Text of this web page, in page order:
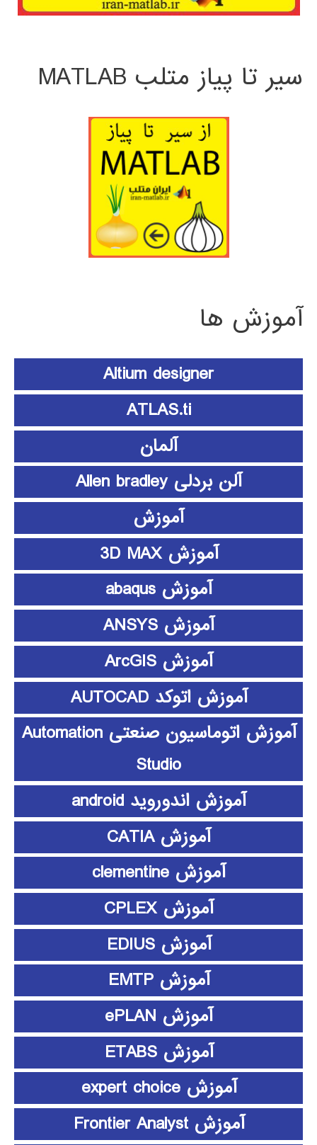
سیر تا پیاز متلب MATLAB
آموزش ها
Altium designer
ATLAS.ti
آلمان
آلن بردلی Allen bradley
آموزش
آموزش 3D MAX
آموزش abaqus
آموزش ANSYS
آموزش ArcGIS
آموزش اتوکد AUTOCAD
آموزش اتوماسیون صنعتی Automation
Studio
آموزش اندوروید android
آموزش CATIA
آموزش clementine
آموزش CPLEX
آموزش EDIUS
آموزش EMTP
آموزش ePLAN
آموزش ETABS
آموزش expert choice
آموزش Frontier Analyst